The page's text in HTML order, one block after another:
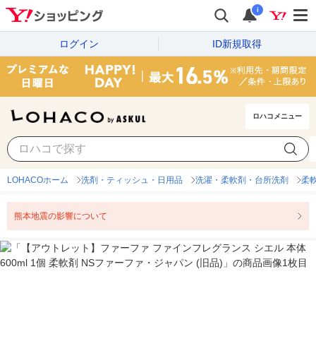
i
ログイン ID新規取得
ロハコメニュー
LOHACOホーム 洗剤・ティッシュ・日用品 洗濯・柔軟剤・台所洗剤 柔
熊本地震の影響について